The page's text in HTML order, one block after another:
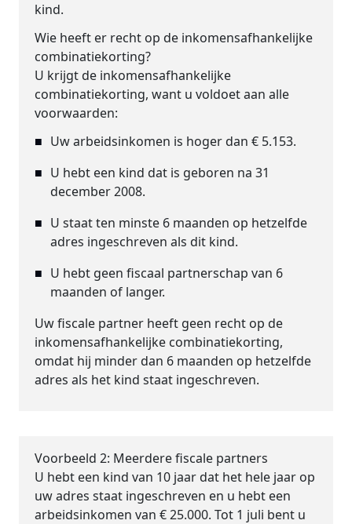
kind.
Wie heeft er recht op de inkomensafhankelijke
combinatiekorting?
U krijgt de inkomensafhankelijke
combinatiekorting, want u voldoet aan alle
voorwaarden:
Uw arbeidsinkomen is hoger dan € 5.153.
U hebt een kind dat is geboren na 31
december 2008.
U staat ten minste 6 maanden op hetzelfde
adres ingeschreven als dit kind.
U hebt geen fiscaal partnerschap van 6
maanden of langer.
Uw fiscale partner heeft geen recht op de
inkomensafhankelijke combinatiekorting,
omdat hij minder dan 6 maanden op hetzelfde
adres als het kind staat ingeschreven.
Voorbeeld 2: Meerdere fiscale partners
U hebt een kind van 10 jaar dat het hele jaar op
uw adres staat ingeschreven en u hebt een
arbeidsinkomen van € 25.000. Tot 1 juli bent u